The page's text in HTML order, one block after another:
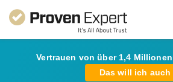
Vertrauen von über 1,4
Das will ich auch